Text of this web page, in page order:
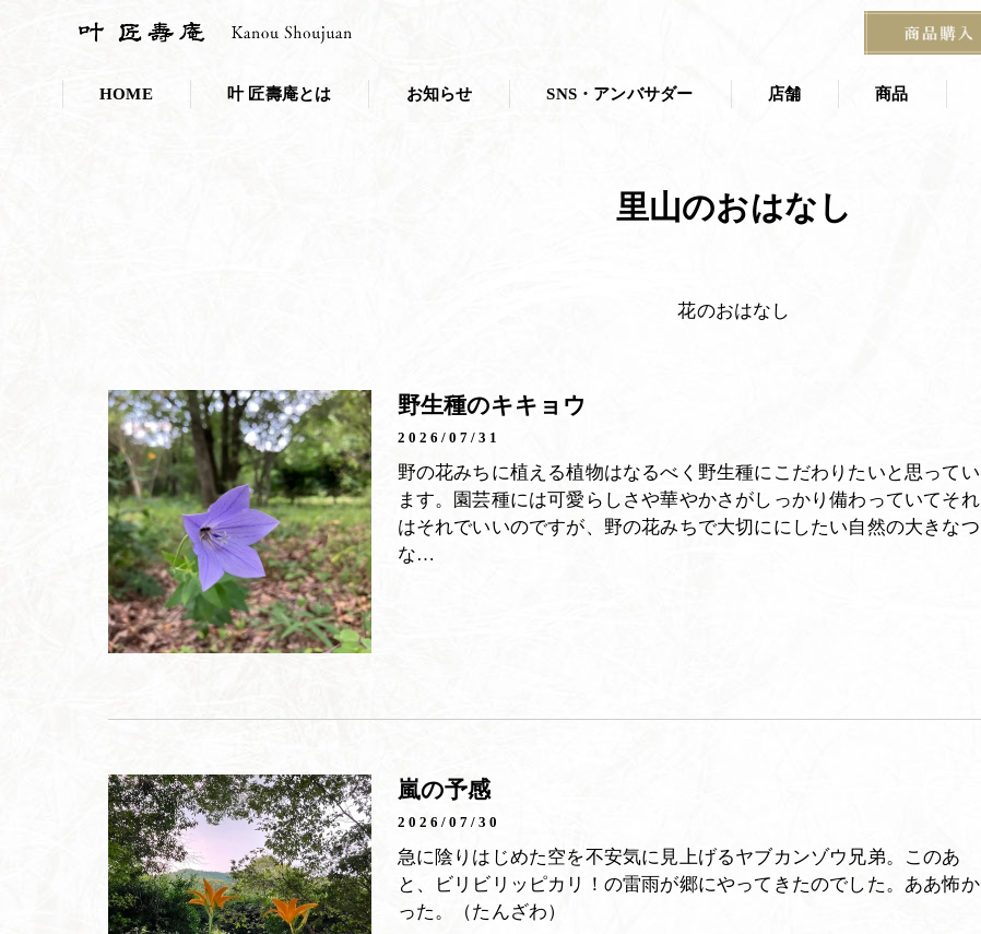
HOME 叶 匠壽庵とは
ニホンミツバチ養蜂
100年の里山づくり
お知らせ SNS・アンバサダー 店舗
茶寮
石山寺店
商品
里山のおはなし
花のおはなし
野生種のキキョウ
2026/07/31
野の花みちに植える植物はなるべく野生種にこだわりたいと思ってい
ます。園芸種には可愛らしさや華やかさがしっかり備わっていてそれ
はそれでいいのですが、野の花みちで大切ににしたい自然の大きなつ
な…
嵐の予感
2026/07/30
急に陰りはじめた空を不安気に見上げるヤブカンゾウ兄弟。このあ
と、ビリビリッピカリ！の雷雨が郷にやってきたのでした。ああ怖か
った。（たんざわ）